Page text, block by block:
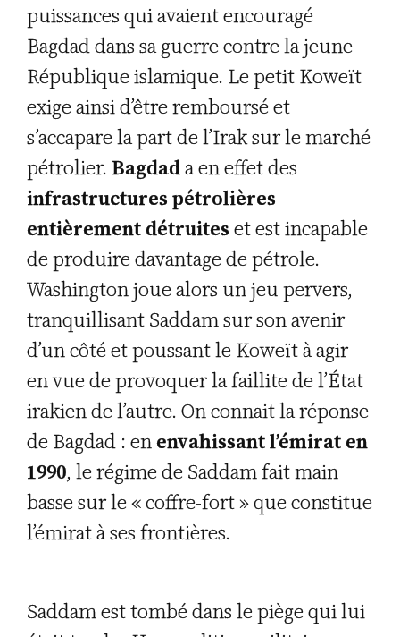
puissances qui avaient encouragé
Bagdad dans sa guerre contre la jeune
République islamique. Le petit Koweït
exige ainsi d’être remboursé et
s’accapare la part de l’Irak sur le marché
pétrolier. Bagdada en effet des
infrastructures pétrolières
entièrement détruites et est incapable
de produire davantage de pétrole.
Washington joue alors un jeu pervers,
tranquillisant Saddam sur son avenir
d’un côté et poussant le Koweït à agir
en vue de provoquer la faillite de l’État
irakien de l’autre. On connait la réponse
de Bagdad : enenvahissant l’émirat en
1990, le régime de Saddam fait main
basse sur le « coffre-fort » que constitue
l’émirat à ses frontières.
Saddam est tombé dans le piège qui lui